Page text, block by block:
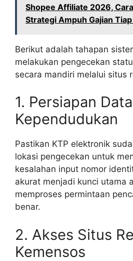
Shopee Affiliate 2026,
Strategi Ampuh Gajian
Berikut adalah tahapan
melakukan pengecekan
secara mandiri melalui situs
1. Persiapan Data
Kependudukan
Pastikan KTP elektronik
lokasi pengecekan untuk
kesalahan input nomor
akurat menjadi kunci utama
memproses permintaan
benar.
2. Akses Situs
Kemensos